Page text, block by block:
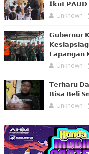
𝗜𝗸𝘂𝘁
Unknown
𝗚𝘂𝗯𝗲𝗿𝗻𝘂𝗿
𝗟𝗮𝗽𝗮𝗻𝗴𝗮𝗻
Unknown
𝗧𝗲𝗿𝗵𝗮𝗿𝘂
𝗕𝗶𝘀𝗮 𝗕𝗲𝗹𝗶
Unknown